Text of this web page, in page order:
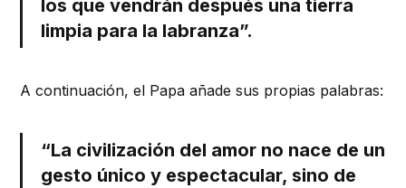
los que vendrán después una tierra
limpia para la labranza”.
A continuación, el Papa añade sus propias palabras:
“La civilización del amor no nace de un
gesto único y espectacular, sino de